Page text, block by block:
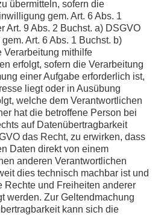
übermitteln, sofern die
gem. Art. 6 Abs. 1
Art. 9 Abs. 2 Buchst. a) DSGVO
Art. 6 Abs. 1 Buchst. b)
Verarbeitung mithilfe
erfolgt, sofern die Verarbeitung
einer Aufgabe erforderlich ist,
liegt oder in Ausübung
welche dem Verantwortlichen
hat die betroffene Person bei
auf Datenübertragbarkeit
das Recht, zu erwirken, dass
Daten direkt von einem
anderen Verantwortlichen
dies technisch machbar ist und
Rechte und Freiheiten anderer
werden. Zur Geltendmachung
kann sich die